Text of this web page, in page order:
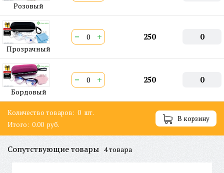
Розовый
Прозрачный
− + 250 0
Бордовый
− + 250 0
Количество товаров: 0 шт.
Итого: 0.00 руб.
В корзину
Сопутствующие товары 4 товара